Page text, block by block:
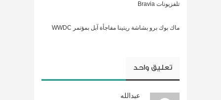
تلفزيونات Bravia
ماك بوك برو بشاشة ريتينا مفاجأة آبل بمؤتمر WWDC
تعليق واحد
عبدالله